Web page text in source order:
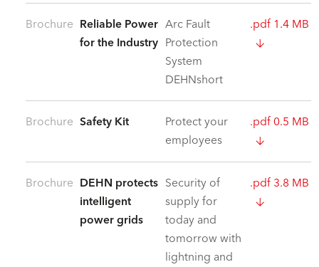
Brochure Reliable Power
for the Industry
Arc Fault
Protection
System
DEHNshort
.pdf 1.4 MB
Brochure Safety Kit
Protect your
employees
.pdf 0.5 MB
Brochure DEHN protects
intelligent
power grids
Security of
supply for
today and
tomorrow with
lightning and
.pdf 3.8 MB